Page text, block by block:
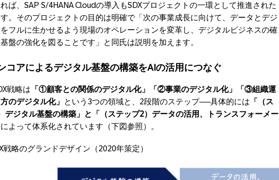
ば、SAP S/4HANA Cloudの導入もSDXプロジェクトの一環として推進された
。そのプロジェクトの目的は明確で「次の事業成長に向けて、データとデジ
フルに生かせるよう現場のオペレーションを変革し、デジタルビジネスの確
盤の強化を図ることです」と同氏は説明を加えます。
コアによるデジタル基盤の構築をAIの活用につなぐ
戦略は 「①顧客との関係のデジタル化」「②事業のデジタル化」「③組織運
のデジタル化」 という3つの領域と、2段階のステップ──具体的には 「（ス
デジタル基盤の構築」と「（ステップ2）データの活用、トランスフォーメー
によって体系化されています（下図参照）。
戦略のグランドデザイン（2020年策定）